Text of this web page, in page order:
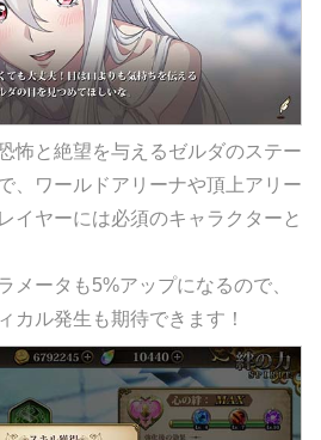
怖と絶望を与えるゼルダのステー
、ワールドアリーナや頂上アリー
イヤーには必須のキャラクターと
メータも5%アップになるので、
カル発生も期待できます！